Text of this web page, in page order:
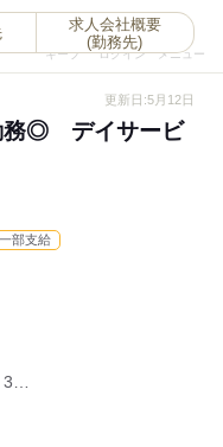
キープ
0
ログイン メニュー
求人会社概要
(勤務先)
更新日:5月12日
務◎ デイサービ
部支給